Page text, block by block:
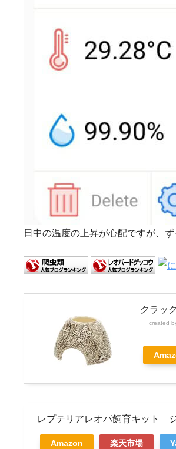
日中の温度の上昇が心配ですが、
クラッ
created
レプテリアレオパ飼育キット
Amazon 楽天市場